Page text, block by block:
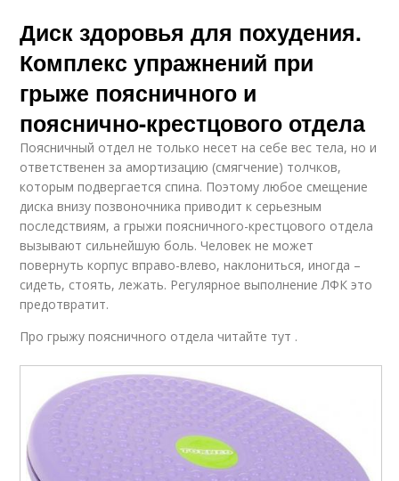
Диск здоровья для похудения.
Комплекс упражнений при
грыже поясничного и
пояснично-крестцового отдела
Поясничный отдел не только несет на себе вес тела, но и
ответственен за амортизацию (смягчение) толчков,
которым подвергается спина. Поэтому любое смещение
диска внизу позвоночника приводит к серьезным
последствиям, а грыжи поясничного-крестцового отдела
вызывают сильнейшую боль. Человек не может
повернуть корпус вправо-влево, наклониться, иногда –
сидеть, стоять, лежать. Регулярное выполнение ЛФК это
предотвратит.
Про грыжу поясничного отдела читайте тут .